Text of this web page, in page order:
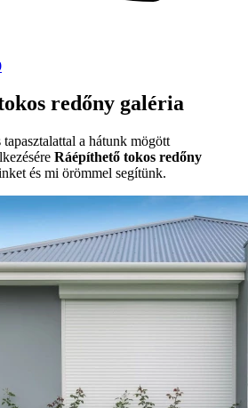
redőny galéria
a hátunk mögött
Ráépíthető tokos redőny
és mi örömmel segítünk.